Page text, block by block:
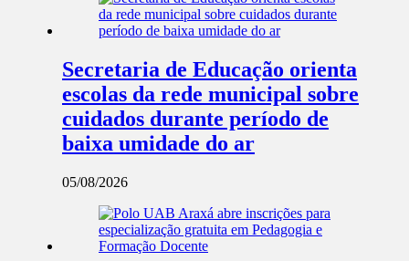
Secretaria de Educação orienta
escolas da rede municipal sobre
cuidados durante período de
baixa umidade do ar
05/08/2026